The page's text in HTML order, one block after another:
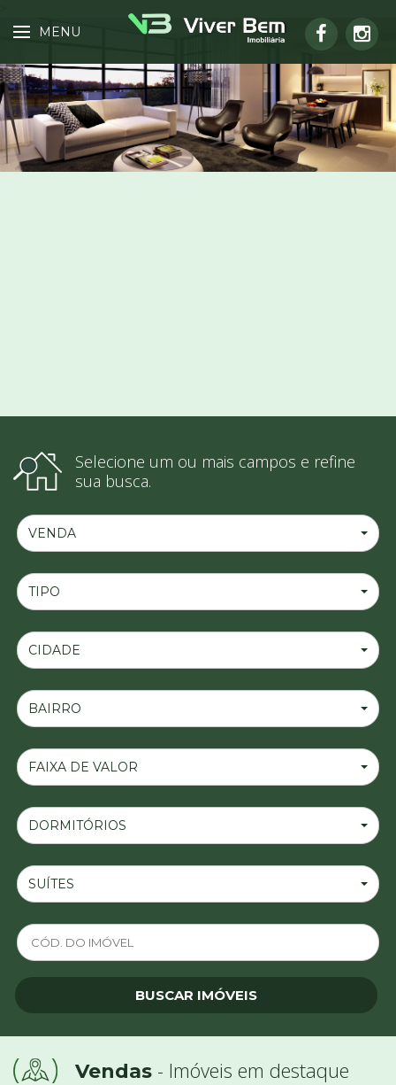
MENU
Selecione um ou mais campos e refine
sua busca.
VENDA
TIPO
CIDADE
BAIRRO
FAIXA DE VALOR
DORMITÓRIOS
SUÍTES
Vendas - Imóveis em destaque